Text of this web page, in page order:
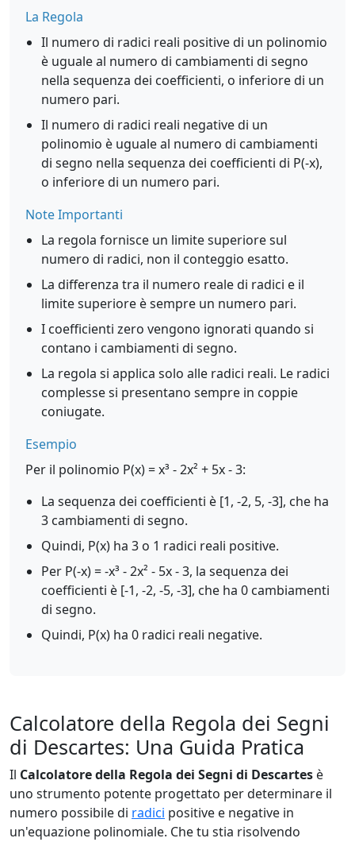
La Regola
Il numero di radici reali positive di un polinomio
è uguale al numero di cambiamenti di segno
nella sequenza dei coefficienti, o inferiore di un
numero pari.
Il numero di radici reali negative di un
polinomio è uguale al numero di cambiamenti
di segno nella sequenza dei coefficienti di P(-x),
o inferiore di un numero pari.
Note Importanti
La regola fornisce un limite superiore sul
numero di radici, non il conteggio esatto.
La differenza tra il numero reale di radici e il
limite superiore è sempre un numero pari.
I coefficienti zero vengono ignorati quando si
contano i cambiamenti di segno.
La regola si applica solo alle radici reali. Le radici
complesse si presentano sempre in coppie
coniugate.
Esempio
Per il polinomio P(x) = x³ - 2x² + 5x - 3:
La sequenza dei coefficienti è [1, -2, 5, -3], che ha
3 cambiamenti di segno.
Quindi, P(x) ha 3 o 1 radici reali positive.
Per P(-x) = -x³ - 2x² - 5x - 3, la sequenza dei
coefficienti è [-1, -2, -5, -3], che ha 0 cambiamenti
di segno.
Quindi, P(x) ha 0 radici reali negative.
Calcolatore della Regola dei Segni
di Descartes: Una Guida Pratica
Il Calcolatore della Regola dei Segni di Descartes è
uno strumento potente progettato per determinare il
numero possibile di radici positive e negative in
un'equazione polinomiale. Che tu stia risolvendo